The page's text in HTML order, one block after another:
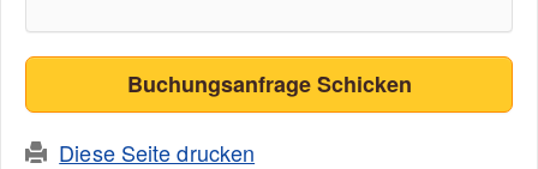
Buchungsanfrage Schicken
Diese Seite drucken